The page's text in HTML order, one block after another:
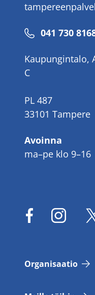
041 730
Kaupungintalo,
C
PL 487
33101 Tampere
Avoinna
ma–pe klo 9–16
Or­ga­ni­saa­tio